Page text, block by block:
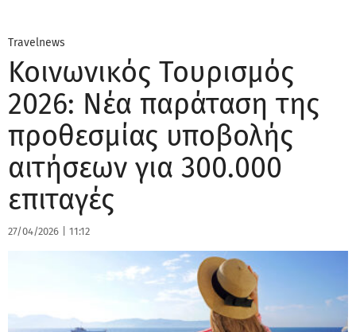
Travelnews
Κοινωνικός Τουρισμός
2026: Νέα παράταση της
προθεσμίας υποβολής
αιτήσεων για 300.000
επιταγές
27/04/2026 11:12